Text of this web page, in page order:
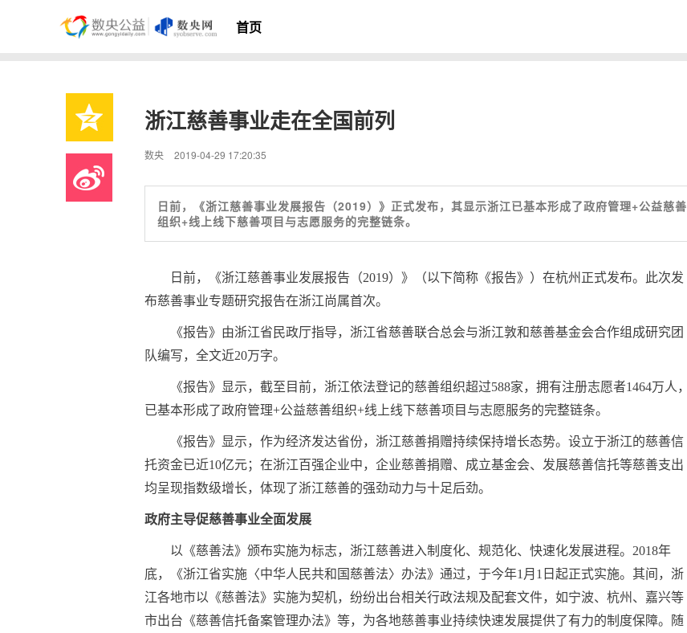
首页
浙江慈善事业走在全国前列
数央 2019-04-29 17:20:35
日前，《浙江慈善事业发展报告（2019）》正式发布，其显示浙江已基本形成了政府管理+公益慈善
组织+线上线下慈善项目与志愿服务的完整链条。
日前，《浙江慈善事业发展报告（2019）》（以下简称《报告》）在杭州正式发布。此次发
布慈善事业专题研究报告在浙江尚属首次。
《报告》由浙江省民政厅指导，浙江省慈善联合总会与浙江敦和慈善基金会合作组成研究团
队编写，全文近20万字。
《报告》显示，截至目前，浙江依法登记的慈善组织超过588家，拥有注册志愿者1464万人，
已基本形成了政府管理+公益慈善组织+线上线下慈善项目与志愿服务的完整链条。
《报告》显示，作为经济发达省份，浙江慈善捐赠持续保持增长态势。设立于浙江的慈善信
托资金已近10亿元；在浙江百强企业中，企业慈善捐赠、成立基金会、发展慈善信托等慈善支出
均呈现指数级增长，体现了浙江慈善的强劲动力与十足后劲。
政府主导促慈善事业全面发展
以《慈善法》颁布实施为标志，浙江慈善进入制度化、规范化、快速化发展进程。2018年
底，《浙江省实施〈中华人民共和国慈善法〉办法》通过，于今年1月1日起正式实施。其间，浙
江各地市以《慈善法》实施为契机，纷纷出台相关行政法规及配套文件，如宁波、杭州、嘉兴等
市出台《慈善信托备案管理办法》等，为各地慈善事业持续快速发展提供了有力的制度保障。随